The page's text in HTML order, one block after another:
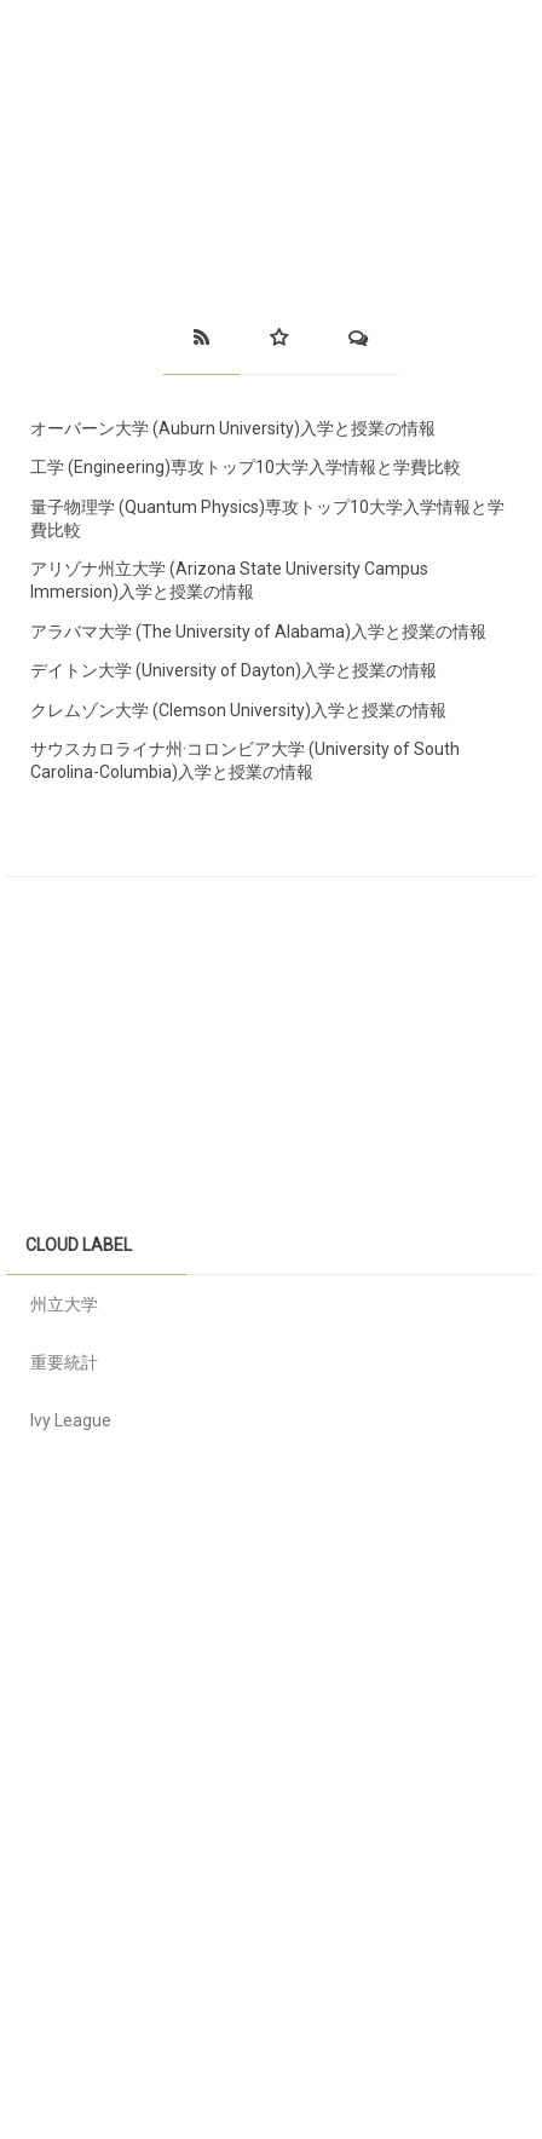
オーバーン大学 (Auburn University)入学と授業の情報
工学 (Engineering)専攻トップ10大学入学情報と学費比較
量子物理学 (Quantum Physics)専攻トップ10大学入学情報と学
費比較
アリゾナ州立大学 (Arizona State University Campus
Immersion)入学と授業の情報
アラバマ大学 (The University of Alabama)入学と授業の情報
デイトン大学 (University of Dayton)入学と授業の情報
クレムゾン大学 (Clemson University)入学と授業の情報
サウスカロライナ州·コロンビア大学 (University of South
Carolina-Columbia)入学と授業の情報
CLOUD LABEL
州立大学
重要統計
Ivy League